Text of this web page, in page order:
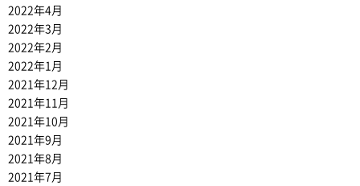
2022年4月
2022年3月
2022年2月
2022年1月
2021年12月
2021年11月
2021年10月
2021年9月
2021年8月
2021年7月